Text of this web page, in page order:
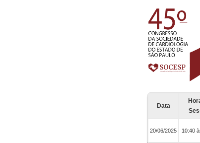
Data
20/06/2025 10:40